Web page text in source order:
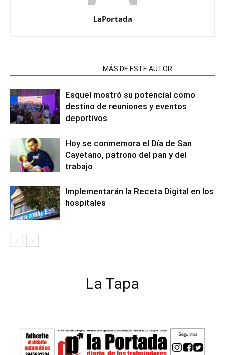
LaPortada
MÁS DE ESTE AUTOR
Esquel mostró su potencial como
destino de reuniones y eventos
deportivos
Hoy se conmemora el Día de San
Cayetano, patrono del pan y del
trabajo
Implementarán la Receta Digital en los
hospitales
La Tapa